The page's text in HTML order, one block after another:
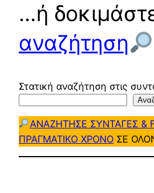
…ή
αναζήτηση
Στατική αναζήτηση στις
ΑΝΑΖΗΤΗΣΕ ΣΥΝΤΑΓΕΣ &
ΠΡΑΓΜΑΤΙΚΟ ΧΡΟΝΟ ΣΕ